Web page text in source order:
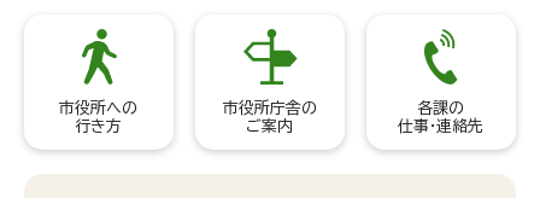
市役所への
行き方
市役所庁舎の
ご案内
各課の
仕事・連絡先